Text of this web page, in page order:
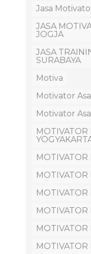
Jasa
JASA
JOGJA
JASA
SURABAYA
Motiva
Motivator
Motivator
MOTIVATOR
MOTIVATOR
MOTIVATOR
MOTIVATOR
MOTIVATOR
MOTIVATOR
MOTIVATOR